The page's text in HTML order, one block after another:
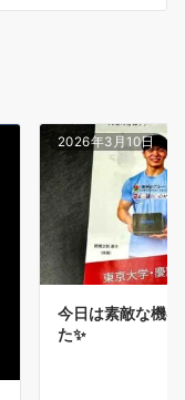
2026年3月10日
今日は素敵な機
た✨